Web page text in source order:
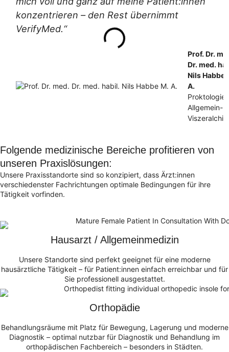
konzentrieren – den Rest übernimmt
VerifyMed.“
Prof. Dr.
Dr. med.
Nils Habbe
A.
Proktologie,
Allgemein-
Folgende medizinische Bereiche profitieren von
unseren Praxislösungen:
Unsere Praxisstandorte sind so konzipiert, dass Ärzt:innen
verschiedenster Fachrichtungen optimale Bedingungen für ihre
Tätigkeit vorfinden.
Hausarzt / Allgemeinmedizin
Unsere Standorte sind perfekt geeignet für eine moderne
hausärztliche Tätigkeit – für Patient:innen einfach erreichbar und für
Sie professionell ausgestattet.
Orthopädie
Behandlungsräume mit Platz für Bewegung, Lagerung und moderne
Diagnostik – optimal nutzbar für Diagnostik und Behandlung im
orthopädischen Fachbereich – besonders in Städten.